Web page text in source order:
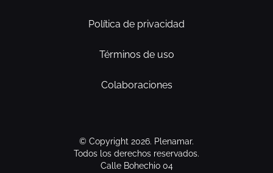
Política de privacidad
Términos de uso
Colaboraciones
© Copyright 2026. Plenamar.
Todos los derechos reservados.
Calle Bohechio 04